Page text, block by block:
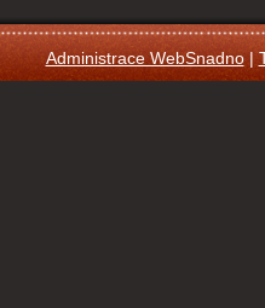
Administrace WebSnadno|